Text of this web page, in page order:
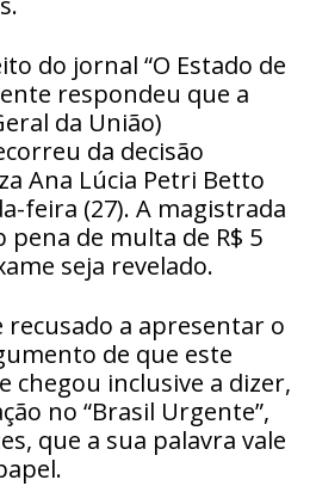
do jornal “O Estado de
respondeu que a
da União)
da decisão
Ana Lúcia Petri Betto
feira (27). A magistrada
pena de multa de R$ 5
seja revelado.
recusado a apresentar o
de que este
chegou inclusive a dizer,
no “Brasil Urgente”,
que a sua palavra vale